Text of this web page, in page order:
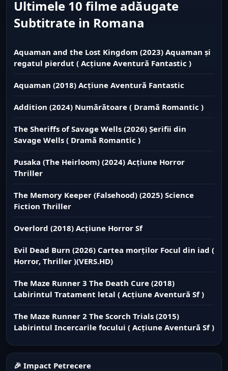
Ultimele 10 filme adăugate
Subtitrate in Romana
Aquaman and the Lost Kingdom (2023) Aquaman și
regatul pierdut ( Acțiune Aventură Fantastic )
Aquaman (2018) Acțiune Aventură Fantastic
Addition (2024) Numărătoare ( Dramă Romantic )
The Sheriffs of Savage Wells (2026) Șerifii din
Savage Wells ( Dramă Romantic )
Pusaka (The Heirloom) (2024) Acțiune Horror
Thriller
The Memory Keeper (Falsehood) (2025) Science
Fiction Thriller
Overlord (2018) Acțiune Horror Sf
Evil Dead Burn (2026) Cartea morților Focul din iad (
Horror, Thriller )(VERS.HD)
The Maze Runner 3 The Death Cure (2018)
Labirintul Tratament letal ( Acțiune Aventură Sf )
The Maze Runner 2 The Scorch Trials (2015)
Labirintul Incercarile focului ( Acțiune Aventură Sf )
🎉 Impact Petrecere